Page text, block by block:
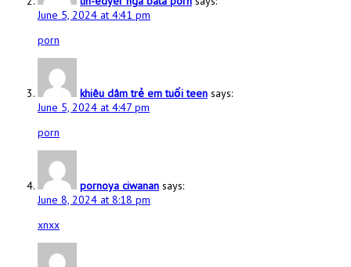
June 5, 2024 at 4:41 pm
porn
khiêu dâm trẻ em tuổi teen says:
June 5, 2024 at 4:47 pm
porn
pornoya ciwanan says:
June 8, 2024 at 8:18 pm
xnxx